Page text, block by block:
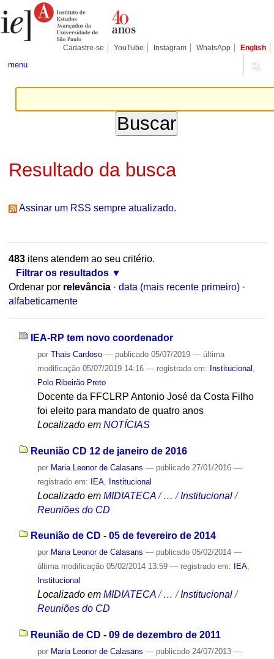
para
conteúdo.
Pessoais
Cadastre-se YouTube Instagram WhatsApp English
menu
Resultado da busca
Assinar um RSS sempre atualizado.
483itens atendem ao seu critério.
Filtrar os resultados
Ordenar por relevância · data (mais recente primeiro) ·
alfabeticamente
IEA-RP tem novo coordenador
por Thais Cardoso — publicado05/07/2019 — última
modificação05/07/2019 14:16 — registrado em: Institucional
Polo Ribeirão Preto
Docente da FFCLRP Antonio José da Costa Filho
foi eleito para mandato de quatro anos
Localizado em NOTÍCIAS
Reunião CD 12 de janeiro de 2016
por Maria Leonor de Calasans — publicado27/01/2016 —
registrado em: IEA, Institucional
Localizado em MIDIATECA /…/Institucional /
Reuniões do CD
Reunião de CD - 05 de fevereiro de 2014
por Maria Leonor de Calasans — publicado05/02/2014 —
última modificação05/02/2014 13:59 — registrado em: IEA,
Institucional
Localizado em MIDIATECA /…/Institucional /
Reuniões do CD
Reunião de CD - 09 de dezembro de 2011
por Maria Leonor de Calasans — publicado24/07/2013 —